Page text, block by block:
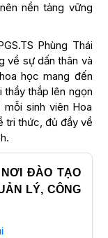
nền tảng vững
Phùng Thái
về sự dấn thân và
học mang đến
thầy thắp lên ngọn
sinh viên Hoa
tri thức, đủ đầy về
ĐÀO TẠO
LÝ, CÔNG